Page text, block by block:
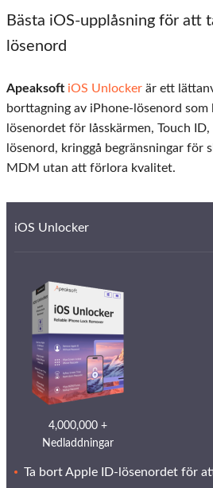
Bästa iOS-upplåsning för att
lösenord
Apeaksoft iOS Unlocker är ett
borttagning av iPhone-lösenord
lösenordet för låsskärmen, Touch
lösenord, kringgå begränsningar för
MDM utan att förlora kvalitet.
iOS Unlocker
4,000,000 +
Nedladdningar
Ta bort Apple ID-lösenordet för